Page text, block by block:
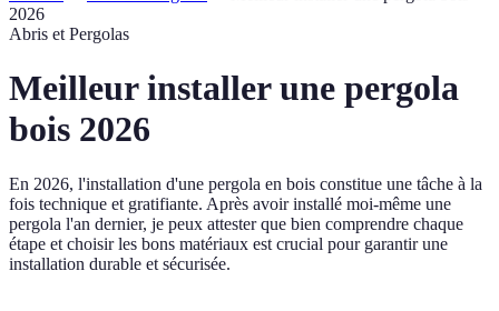
2026
Abris et Pergolas
Meilleur installer une pergola
bois 2026
En 2026, l'installation d'une pergola en bois constitue une tâche à la
fois technique et gratifiante. Après avoir installé moi-même une
pergola l'an dernier, je peux attester que bien comprendre chaque
étape et choisir les bons matériaux est crucial pour garantir une
installation durable et sécurisée.